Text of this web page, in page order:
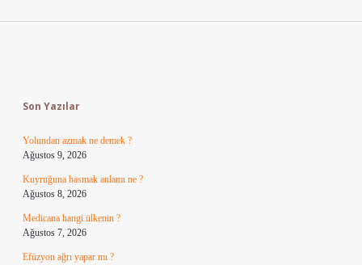
Son Yazılar
Yolundan azmak ne demek ?
Ağustos 9, 2026
Kuyruğuna basmak anlamı ne ?
Ağustos 8, 2026
Medicana hangi ülkenin ?
Ağustos 7, 2026
Efüzyon ağrı yapar mı ?